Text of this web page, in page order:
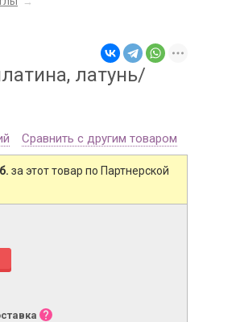
латунь/
Сравнить с другим товаром
за этот товар по Партнерской